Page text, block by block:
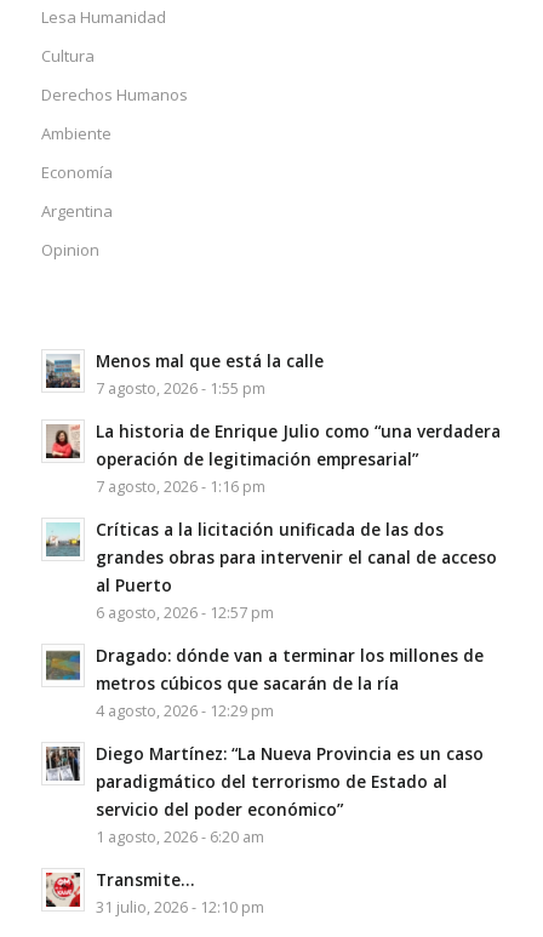
Lesa Humanidad
Cultura
Derechos Humanos
Ambiente
Economía
Argentina
Opinion
Menos mal que está la calle
7 agosto, 2026 - 1:55 pm
La historia de Enrique Julio como “una verdadera
operación de legitimación empresarial”
7 agosto, 2026 - 1:16 pm
Críticas a la licitación unificada de las dos
grandes obras para intervenir el canal de acceso
al Puerto
6 agosto, 2026 - 12:57 pm
Dragado: dónde van a terminar los millones de
metros cúbicos que sacarán de la ría
4 agosto, 2026 - 12:29 pm
Diego Martínez: “La Nueva Provincia es un caso
paradigmático del terrorismo de Estado al
servicio del poder económico”
1 agosto, 2026 - 6:20 am
Transmite…
31 julio, 2026 - 12:10 pm